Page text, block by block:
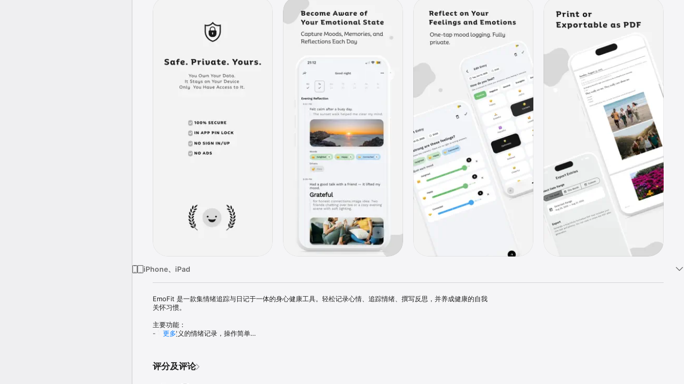
iPhone、iPad
EmoFit 是一款集情绪追踪与日记于一体的身心健康工具。轻松记录心情、追踪情绪、撰写反思，并养成健康的自我
关怀习惯。
主要功能：
- 可自定义的情绪记录，操作简单
- 提醒功能，保持持续记录
更多
评分及评论